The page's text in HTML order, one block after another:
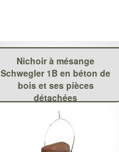
Nichoir à mésange
Schwegler 1B en béton de
bois et ses pièces
détachées